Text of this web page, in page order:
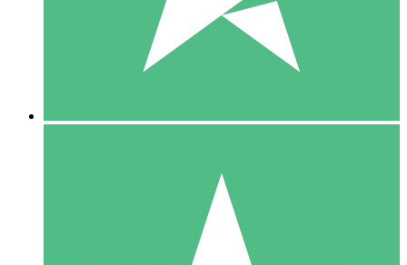
10 00
10 Téléchargements
20 00